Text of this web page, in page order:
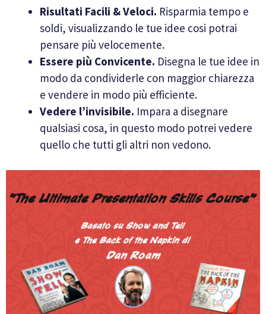
Risultati Facili & Veloci. Risparmia tempo e
soldi, visualizzando le tue idee cosi potrai
pensare più velocemente.
Essere più Convicente. Disegna le tue idee in
modo da condividerle con maggior chiarezza
e vendere in modo più efficiente.
Vedere l’invisibile. Impara a disegnare
qualsiasi cosa, in questo modo potrei vedere
quello che tutti gli altri non vedono.